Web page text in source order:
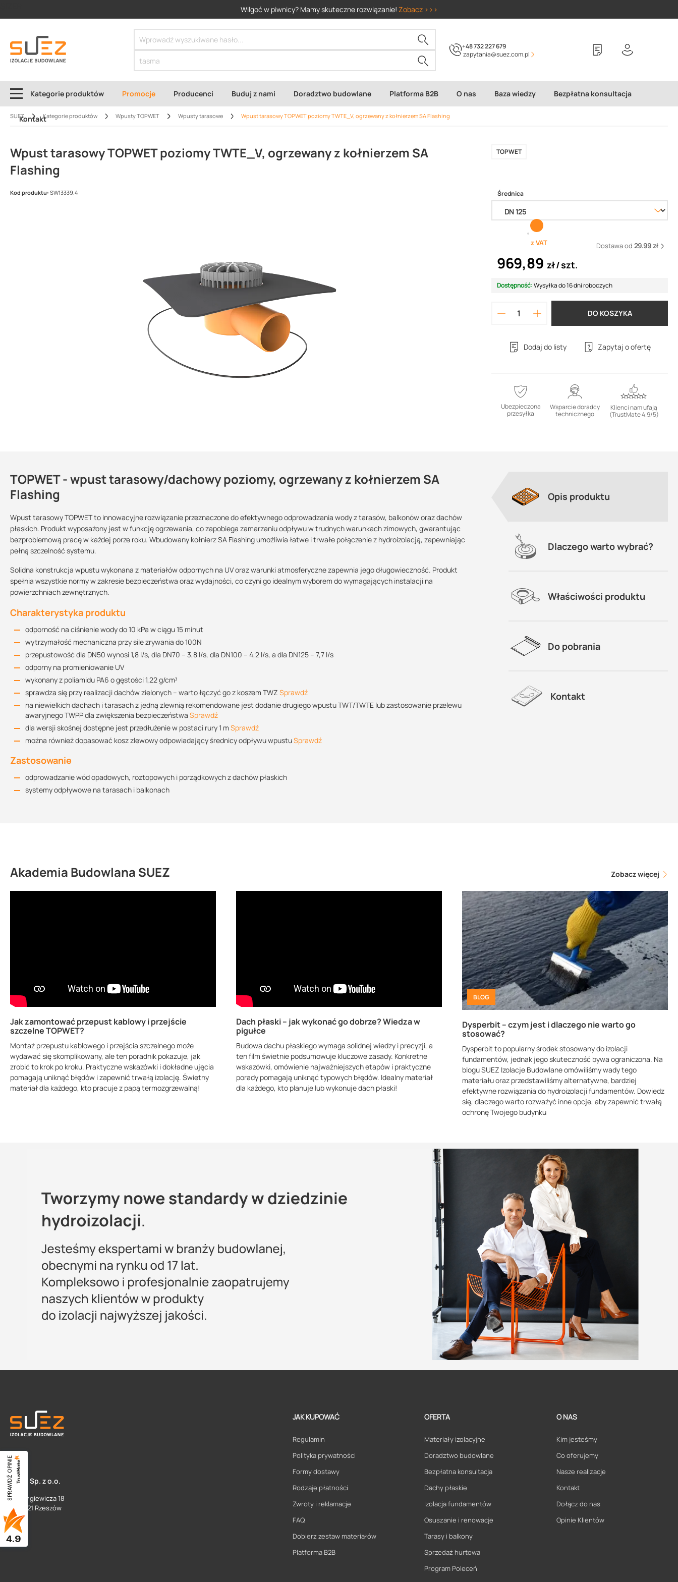
Wilgoć w piwnicy? Mamy skuteczne rozwiązanie! Zobacz >>>
+48 732 227 679
zapytania@suez.com.pl
Kategorie produktów Promocje Producenci Buduj z nami Doradztwo budowlane Platforma B2B O nas Baza wiedzy Bezpłatna konsultacja
Kontakt
SUEZ Kategorie produktów Wpusty TOPWET Wpusty tarasowe Wpust tarasowy TOPWET poziomy TWTE_V, ogrzewany z kołnierzem SA Flashing
Wpust tarasowy TOPWET poziomy TWTE_V, ogrzewany z kołnierzem SA
Flashing
TOPWET
Kod produktu: SW13339.4 Średnica
z VAT Dostawa od 29.99 zł
969,89 zł szt.
Dostępność:Wysyłka do 16 dni roboczych
DO KOSZYKA
Dodaj do listy Zapytaj o ofertę
Ubezpieczona
przesyłka
Wsparcie doradcy
technicznego
Klienci nam ufają
(TrustMate 4.9/5)
TOPWET - wpust tarasowy/dachowy poziomy, ogrzewany z kołnierzem SA
Flashing
Wpust tarasowy TOPWET to innowacyjne rozwiązanie przeznaczone do efektywnego odprowadzania wody z tarasów, balkonów oraz dachów
płaskich. Produkt wyposażony jest w funkcję ogrzewania, co zapobiega zamarzaniu odpływu w trudnych warunkach zimowych, gwarantując
bezproblemową pracę w każdej porze roku. Wbudowany kołnierz SA Flashing umożliwia łatwe i trwałe połączenie z hydroizolacją, zapewniając
pełną szczelność systemu.
Solidna konstrukcja wpustu wykonana z materiałów odpornych na UV oraz warunki atmosferyczne zapewnia jego długowieczność. Produkt
spełnia wszystkie normy w zakresie bezpieczeństwa oraz wydajności, co czyni go idealnym wyborem do wymagających instalacji na
powierzchniach zewnętrznych.
Charakterystyka produktu
odporność na ciśnienie wody do 10 kPa w ciągu 15 minut
wytrzymałość mechaniczna przy sile zrywania do 100N
przepustowość dla DN50 wynosi 1,8 l/s, dla DN70 – 3,8 l/s, dla DN100 – 4,2 l/s, a dla DN125 – 7,7 l/s
odporny na promieniowanie UV
wykonany z poliamidu PA6 o gęstości 1,22 g/cm³
sprawdza się przy realizacji dachów zielonych – warto łączyć go z koszem TWZ Sprawdź
na niewielkich dachach i tarasach z jedną zlewnią rekomendowane jest dodanie drugiego wpustu TWT/TWTE lub zastosowanie przelewu
awaryjnego TWPP dla zwiększenia bezpieczeństwa Sprawdź
dla wersji skośnej dostępne jest przedłużenie w postaci rury 1 m Sprawdź
można również dopasować kosz zlewowy odpowiadający średnicy odpływu wpustuSprawdź
Zastosowanie
odprowadzanie wód opadowych, roztopowych i porządkowych z dachów płaskich
systemy odpływowe na tarasach i balkonach
Dlaczego warto zastosować wpusty tarasowe?
praktyczne rozwiązanie dla Twojego dachu i tarasu
estetyczny wygląd
łatwy szybki montaż dzięki zintegrowanemu kołnierzowi
produkty są dostępne u nas od ręki
koszt odporny na promieniowanie UV zapewnia długoletnią ochronę przed przedostawaniem się zanieczyszczeń
Produkt dostępny w innych wariantach kołnierzy dostępny
kupując ten produkt u nas otrzymujesz profesjonalną obsługę logistyczną oraz wsparcie w zakresie doradztwa technicznego
Czy wiesz, że ...
prawidłowo wykonane odwodnienie tarasu odpowiada za sprawne odprowadzanie wody z jego powierzchni, dzięki czemu nie tworzą się na nim
zastoiska wodne. Odprowadzenie wody deszczowej z tarasu wymaga zastosowania odpowiednich wpustów i technologii już na etapie jego
projektowania.
Czy wiesz, że...
po zastosowaniu TWN Over utrzymujesz przelew awaryjny
Sprawdź szczegóły:przelew bezpieczeństwa.
Rodzaj kołnierza:
EPDM ELEVATE
QUICK SEAM SA
Sprzedajemy na: Podlega zwrotowi?:
Średnica:
DN 50
DN 70
Karta katalogowa
279.54 KB
POBIERZ
Deklaracja właściwości użytkowych
150.06 KB
POBIERZ
1.89 MB
Kontakt
Maszy pytania lub wątpliwości?
Skontaktuj się z nami
Wojciech Reichert
Specjalista doradca
Opis produktu
Dlaczego warto wybrać?
Właściwości produktu
Do pobrania
Kontakt
Akademia Budowlana SUEZ Zobacz więcej
Jak zamontować przepust kablowy i przejście
szczelne TOPWET?
Montaż przepustu kablowego i przejścia szczelnego może
wydawać się skomplikowany, ale ten poradnik pokazuje, jak
zrobić to krok po kroku. Praktyczne wskazówki i dokładne ujęcia
pomagają uniknąć błędów i zapewnić trwałą izolację. Świetny
materiał dla każdego, kto pracuje z papą termozgrzewalną!
Dach płaski – jak wykonać go dobrze? Wiedza w
pigułce
Budowa dachu płaskiego wymaga solidnej wiedzy i precyzji, a
ten film świetnie podsumowuje kluczowe zasady. Konkretne
wskazówki, omówienie najważniejszych etapów i praktyczne
porady pomagają uniknąć typowych błędów. Idealny materiał
dla każdego, kto planuje lub wykonuje dach płaski!
BLOG
Dysperbit – czym jest i dlaczego nie warto go
stosować?
Dysperbit to popularny środek stosowany do izolacji
fundamentów, jednak jego skuteczność bywa ograniczona. Na
blogu SUEZ Izolacje Budowlane omówiliśmy wady tego
materiału oraz przedstawiliśmy alternatywne, bardziej
efektywne rozwiązania do hydroizolacji fundamentów. Dowiedz
się, dlaczego warto rozważyć inne opcje, aby zapewnić trwałą
ochronę Twojego budynku
SUEZ Sp. z o.o.
ul. Langiewicza 18
35 - 021 Rzeszów
JAK KUPOWAĆ
Regulamin
Polityka prywatności
Formy dostawy
Rodzaje płatności
Zwroty i reklamacje
FAQ
Dobierz zestaw materiałów
Platforma B2B
OFERTA
Materiały izolacyjne
Doradztwo budowlane
Bezpłatna konsultacja
Dachy płaskie
Izolacja fundamentów
Osuszanie i renowacje
Tarasy i balkony
Sprzedaż hurtowa
Program Poleceń
O NAS
Kim jesteśmy
Co oferujemy
Nasze realizacje
Kontakt
Dołącz do nas
Opinie Klientów
SPRAWDŹ OPINIE
4.9